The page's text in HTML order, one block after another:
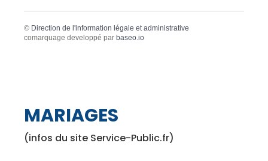
© Direction de l'information légale et administrative
comarquage developpé par baseo.io
MARIAGES
(infos du site Service-Public.fr)